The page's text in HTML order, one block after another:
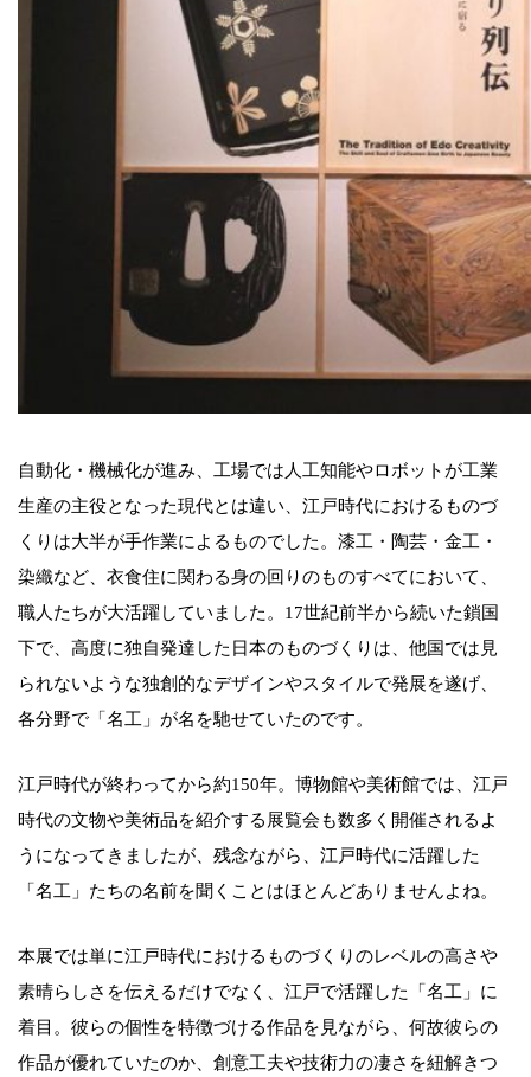
自動化・機械化が進み、工場では人工知能やロボットが工業
生産の主役となった現代とは違い、江戸時代におけるものづ
くりは大半が手作業によるものでした。漆工・陶芸・金工・
染織など、衣食住に関わる身の回りのものすべてにおいて、
職人たちが大活躍していました。17世紀前半から続いた鎖国
下で、高度に独自発達した日本のものづくりは、他国では見
られないような独創的なデザインやスタイルで発展を遂げ、
各分野で「名工」が名を馳せていたのです。
江戸時代が終わってから約150年。博物館や美術館では、江戸
時代の文物や美術品を紹介する展覧会も数多く開催されるよ
うになってきましたが、残念ながら、江戸時代に活躍した
「名工」たちの名前を聞くことはほとんどありませんよね。
本展では単に江戸時代におけるものづくりのレベルの高さや
素晴らしさを伝えるだけでなく、江戸で活躍した「名工」に
着目。彼らの個性を特徴づける作品を見ながら、何故彼らの
作品が優れていたのか、創意工夫や技術力の凄さを紐解きつ